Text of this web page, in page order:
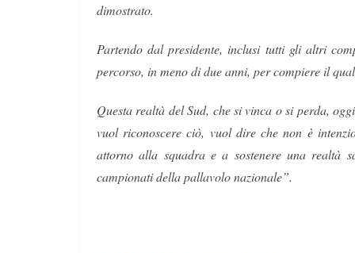
dimostrato.
Partendo dal presidente, inclusi tutti gli altri
percorso, in meno di due anni, per compiere il
Questa realtà del Sud, che si vinca o si perda,
vuol riconoscere ciò, vuol dire che non è
attorno alla squadra e a sostenere una realtà
campionati della pallavolo nazionale”.